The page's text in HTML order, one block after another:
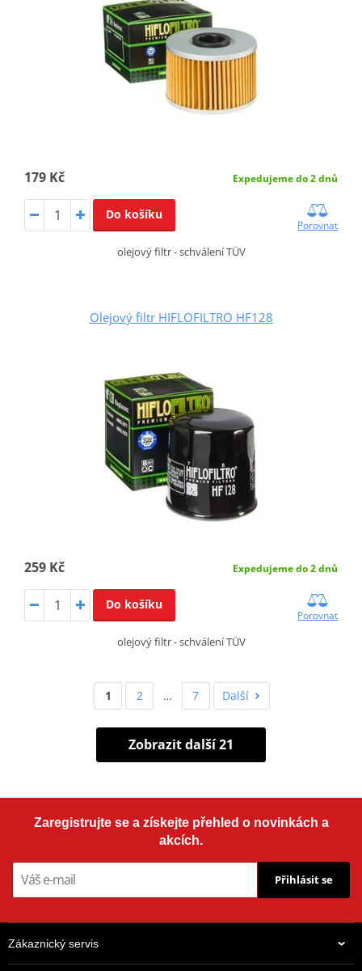
179 Kč Expedujeme do 2 dnů
Do košíku
Porovnat
olejový filtr - schválení TÜV
Olejový filtr HIFLOFILTRO HF128
259 Kč Expedujeme do 2 dnů
Do košíku
Porovnat
olejový filtr - schválení TÜV
1 2 … 7 Další
Zobrazit další 21
Zaregistrujte se a získejte přehled o novinkách a
akcích.
Přihlásit se
Zákaznický servis